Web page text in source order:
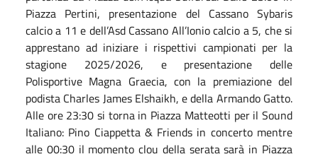
Piazza Pertini, presentazione del Cassano Sybaris
calcio a 11 e dell’Asd Cassano All’Ionio calcio a 5, che si
apprestano ad iniziare i rispettivi campionati per la
stagione 2025/2026, e presentazione delle
Polisportive Magna Graecia, con la premiazione del
podista Charles James Elshaikh, e della Armando Gatto.
Alle ore 23:30 si torna in Piazza Matteotti per il Sound
Italiano: Pino Ciappetta & Friends in concerto mentre
alle 00:30 il momento clou della serata sarà in Piazza